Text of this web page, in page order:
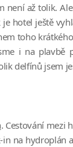
až tolik.
hotel ještě
toho
i na
delfínů jsem
. Cestování mezi
in na hydroplán